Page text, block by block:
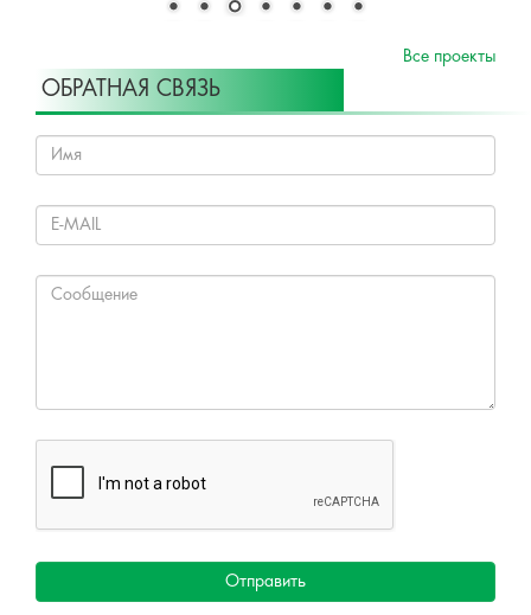
Все проекты
ОБРАТНАЯ СВЯЗЬ
Отправить